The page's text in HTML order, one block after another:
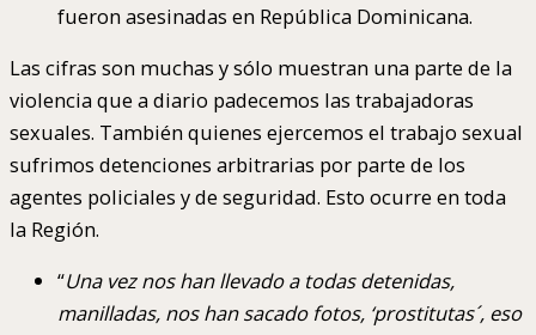
fueron asesinadas en República Dominicana.
Las cifras son muchas y sólo muestran una parte de la
violencia que a diario padecemos las trabajadoras
sexuales. También quienes ejercemos el trabajo sexual
sufrimos detenciones arbitrarias por parte de los
agentes policiales y de seguridad. Esto ocurre en toda
la Región.
“Una vez nos han llevado a todas detenidas,
manilladas, nos han sacado fotos, ‘prostitutas´, eso